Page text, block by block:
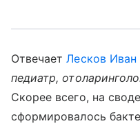
ОтвечаетЛесков Иван
педиатр,
Скорее всего, на
сформировалось